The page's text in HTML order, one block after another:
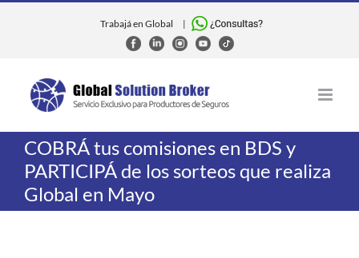
Skip
Trabajá en Global |
COBRÁ tus comisiones en BDS y
PARTICIPÁ de los sorteos que realiza
Global en Mayo